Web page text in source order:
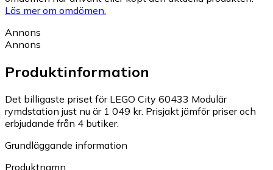
Läs mer om omdömen.
Annons
Annons
Produktinformation
Det billigaste priset för LEGO City 60433 Modulär
rymdstation just nu är 1 049 kr. Prisjakt jämför priser och
erbjudande från 4 butiker.
Grundläggande information
Produktnamn